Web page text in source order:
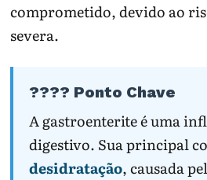
Alguns vírus continuam
da melhora.
comprometido, devido ao
severa.
???? Ponto Chave
A gastroenterite é uma
digestivo. Sua principal
desidratação, causada